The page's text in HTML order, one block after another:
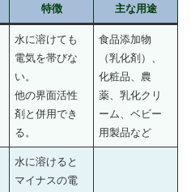
特徴 主な用途
水に溶けても
電気を帯びな
い。
他の界面活性
剤と併用でき
る。
食品添加物
（乳化剤）、
化粧品、農
薬、乳化クリ
ーム、ベビー
用製品など
水に溶けると
マイナスの電